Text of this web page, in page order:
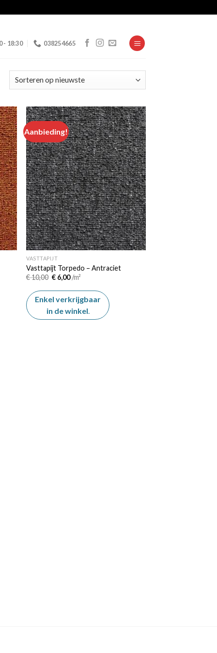
- 18:30 038254665
to
Aanbieding!
Add to
wishlist
VASTTAPIJT
Vasttapijt Torpedo – Antraciet
€10,00 Oorspronkelijke
prijs
was:
€ 10,00.
€ 6,00Huidige
is:
€ 6,00.
/m²
Enkel verkrijgbaar
in de winkel.